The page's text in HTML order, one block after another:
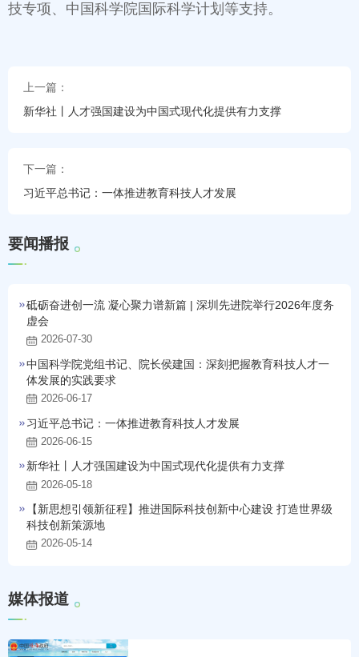
技专项、中国科学院国际科学计划等支持。
上一篇：
新华社丨人才强国建设为中国式现代化提供有力支撑
下一篇：
习近平总书记：一体推进教育科技人才发展
要闻播报
砥砺奋进创一流 凝心聚力谱新篇 | 深圳先进院举行2026年度务
虚会
2026-07-30
中国科学院党组书记、院长侯建国：深刻把握教育科技人才一
体发展的实践要求
2026-06-17
习近平总书记：一体推进教育科技人才发展
2026-06-15
新华社丨人才强国建设为中国式现代化提供有力支撑
2026-05-18
【新思想引领新征程】推进国际科技创新中心建设 打造世界级
科技创新策源地
2026-05-14
媒体报道